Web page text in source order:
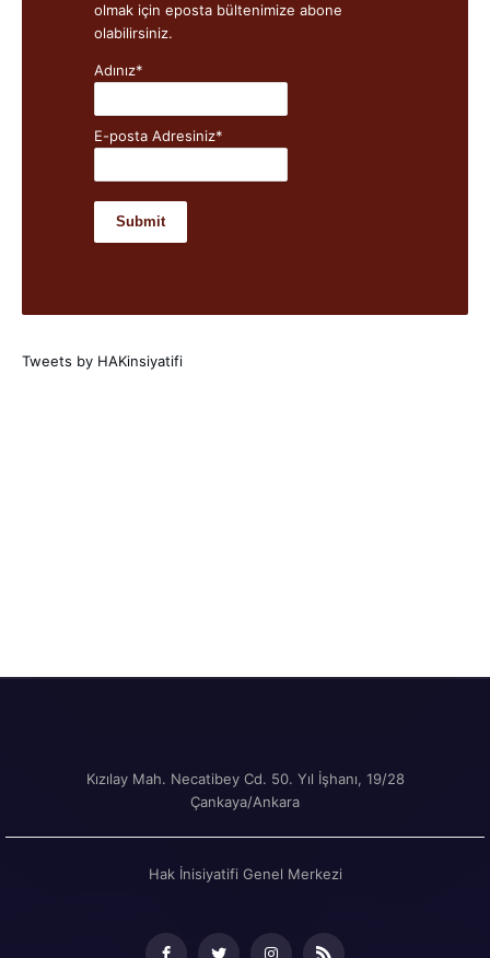
olmak için eposta bültenimize abone
olabilirsiniz.
Adınız*
E-posta Adresiniz*
Tweets by HAKinsiyatifi
Kızılay Mah. Necatibey Cd. 50. Yıl İşhanı, 19/28
Çankaya/Ankara
Hak İnisiyatifi Genel Merkezi